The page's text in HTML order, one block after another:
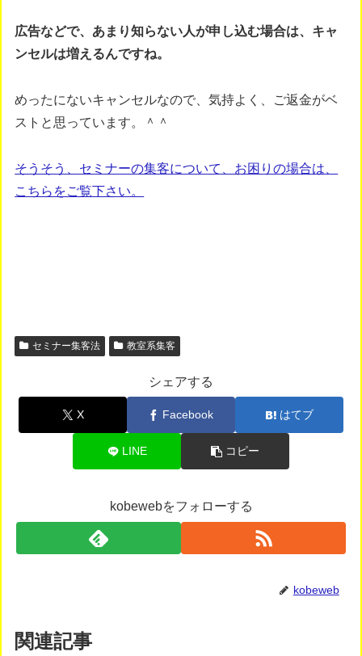
広告などで、あまり知らない人が申し込む場合は、キャ
ンセルは増えるんですね。
めったにないキャンセルなので、気持よく、ご返金がベ
ストと思っています。＾＾
そうそう、セミナーの集客について、お困りの場合は、
こちらをご覧下さい。
セミナー集客法 教室系集客
シェアする
X Facebook はてブ
LINE コピー
kobewebをフォローする
kobeweb
関連記事